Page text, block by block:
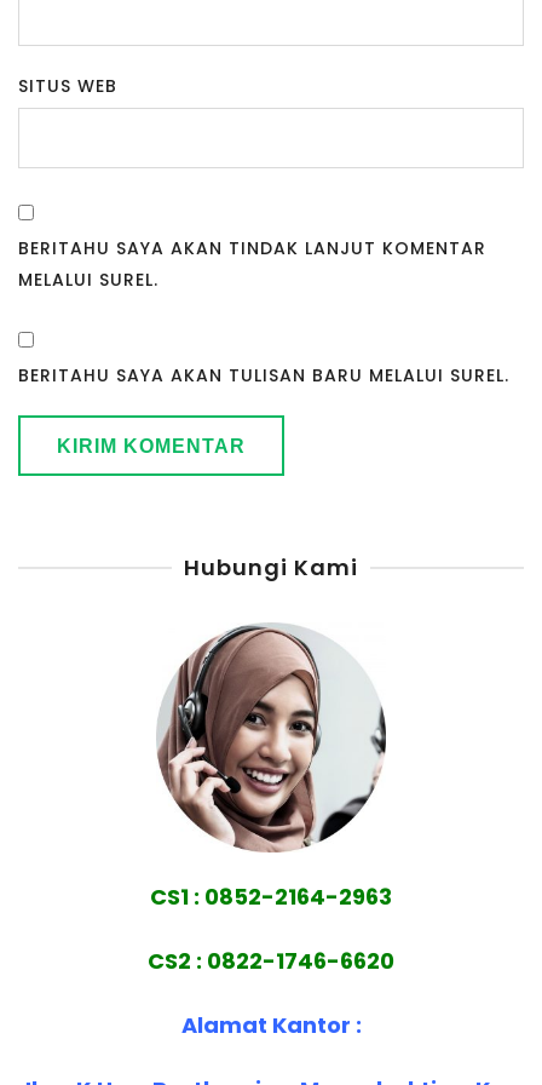
SITUS WEB
BERITAHU SAYA AKAN TINDAK LANJUT KOMENTAR
MELALUI SUREL.
BERITAHU SAYA AKAN TULISAN BARU MELALUI SUREL.
Hubungi Kami
CS1 : 0852-2164-2963
CS2 : 0822-1746-6620
Alamat Kantor :